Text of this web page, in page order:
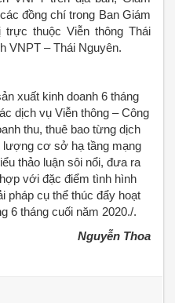
đồng chí trong Ban Giám
thuộc Viễn thông Thái
VNPT – Thái Nguyên.
xuất kinh doanh 6 tháng
dịch vụ Viễn thông – Công
thu, thuê bao từng dịch
lượng cơ sở hạ tầng mạng
thảo luận sôi nổi, đưa ra
với đặc điểm tình hình
pháp cụ thể thúc đẩy hoạt
6 tháng cuối năm 2020./.
Nguyễn Thoa